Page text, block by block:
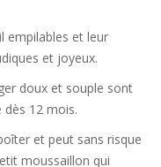
empilables et leur
et joyeux.
doux et souple sont
12 mois.
et peut sans risque
moussaillon qui